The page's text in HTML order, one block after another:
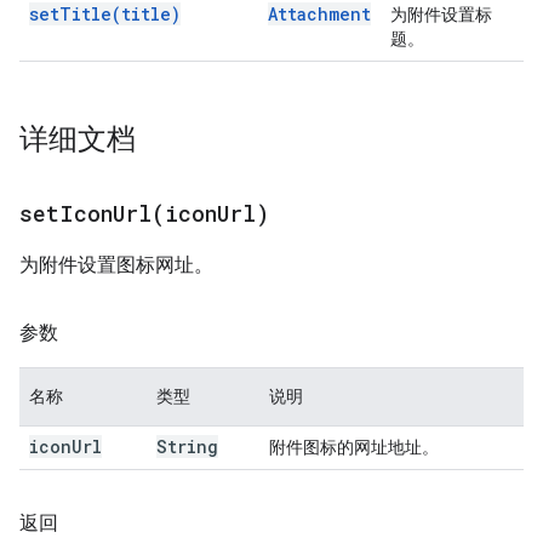
setTitle(title) Attachment
为附件设置标
题。
详细文档
setIconUrl( iconUrl)
为附件设置图标网址。
参数
名称 类型 说明
iconUrl String 附件图标的网址地址。
返回